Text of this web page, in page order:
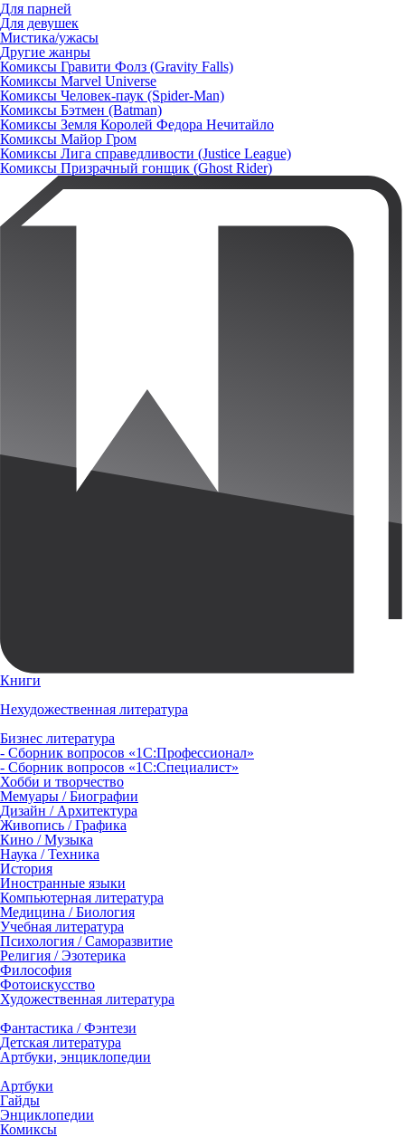
Для парней
Для девушек
Мистика/ужасы
Другие жанры
Комиксы Гравити Фолз (Gravity Falls)
Комиксы Marvel Universe
Комиксы Человек-паук (Spider-Man)
Комиксы Бэтмен (Batman)
Комиксы Земля Королей Федора Нечитайло
Комиксы Майор Гром
Комиксы Лига справедливости (Justice League)
Комиксы Призрачный гонщик (Ghost Rider)
Книги
Нехудожественная литература
Бизнес литература
- Сборник вопросов «1С:Профессионал»
- Сборник вопросов «1С:Специалист»
Хобби и творчество
Мемуары / Биографии
Дизайн / Архитектура
Живопись / Графика
Кино / Музыка
Наука / Техника
История
Иностранные языки
Компьютерная литература
Медицина / Биология
Учебная литература
Психология / Саморазвитие
Религия / Эзотерика
Философия
Фотоискусство
Художественная литература
Фантастика / Фэнтези
Детская литература
Артбуки, энциклопедии
Артбуки
Гайды
Энциклопедии
Комиксы